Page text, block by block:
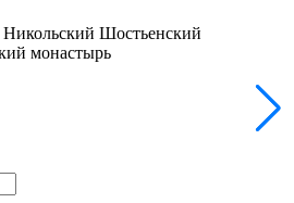
Шостьенский
монастырь